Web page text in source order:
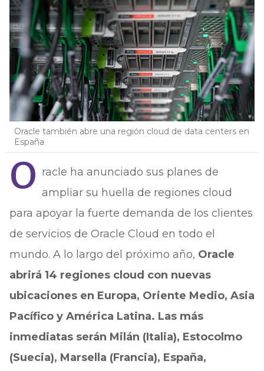
Oracle también abre una región cloud de data centers en
España
O racle ha anunciado sus planes de
ampliar su huella de regiones cloud
para apoyar la fuerte demanda de los clientes
de servicios de Oracle Cloud en todo el
mundo. A lo largo del próximo año, Oracle
abrirá 14 regiones cloud con nuevas
ubicaciones en Europa, Oriente Medio, Asia
Pacífico y América Latina. Las más
inmediatas serán Milán (Italia), Estocolmo
(Suecia), Marsella (Francia), España,